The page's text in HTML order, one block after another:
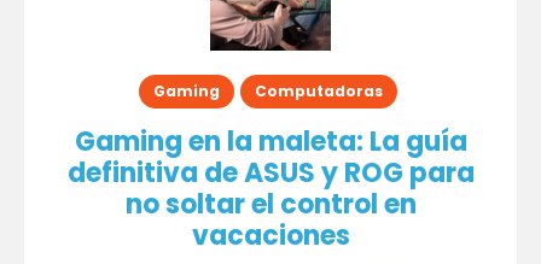
Gaming Computadoras
Gaming en la maleta: La guía
definitiva de ASUS y ROG para
no soltar el control en
vacaciones